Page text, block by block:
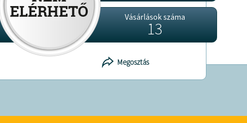
Vásárlások száma
13
Megosztás